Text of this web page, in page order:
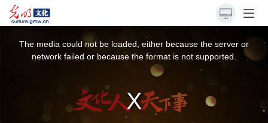
The media could not be loaded, either because the server or
network failed or because the format is not supported.